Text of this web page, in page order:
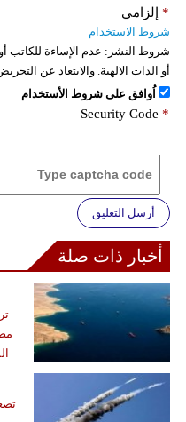
إلزامي *
شروط الاستخدام
شروط النشر: عدم الإساءة للكاتب
أو الذات الالهية. والابتعاد عن
اُوافق على شروط الأستخدام
Security Code *
أرسل التعليق
أخبار ذات صلة